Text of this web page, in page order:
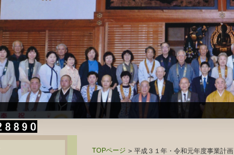
TOPページ > 平成３１年・令和元年度事業計画